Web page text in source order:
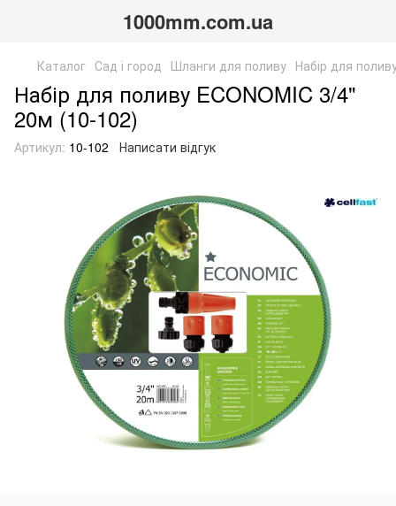
1000mm.com.ua
Каталог Сад і город Шланги для поливу Набір для
Набір для поливу ECONOMIC 3/4"
20м (10-102)
Артикул: 10-102 Написати відгук